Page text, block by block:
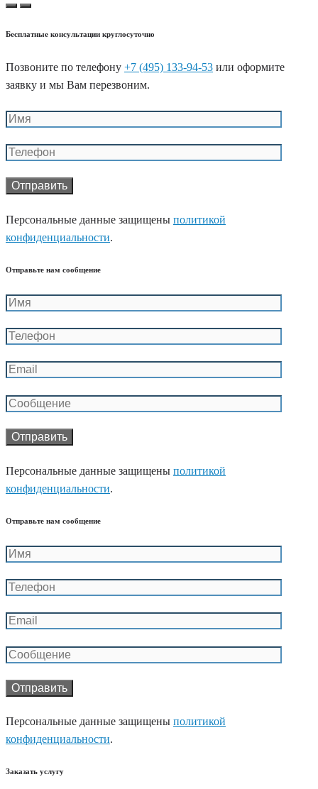
Бесплатные консультации круглосуточно
Позвоните по телефону +7 (495) 133-94-53 или оформите
заявку и мы Вам перезвоним.
Персональные данные защищены политикой
конфиденциальности.
Отправьте нам сообщение
Персональные данные защищены политикой
конфиденциальности.
Отправьте нам сообщение
Персональные данные защищены политикой
конфиденциальности.
Заказать услугу